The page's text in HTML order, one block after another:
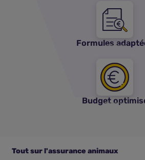
Formules
Budget
Tout sur l'assurance animaux